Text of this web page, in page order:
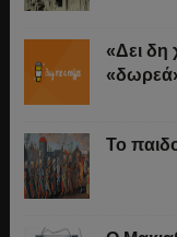
«Δει δη
Το